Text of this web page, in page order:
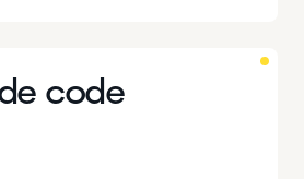
code